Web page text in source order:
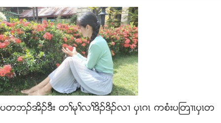
ပတဘဥအိဥဒီး တႈမုႈလႈဒိဥဒိဥလ႕ ပွၚဂၚ ကစံးပႀတ႕ၚပွၚတ